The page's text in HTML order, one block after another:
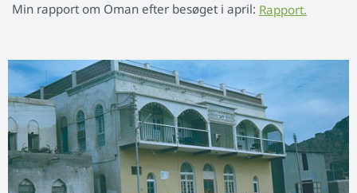
Min rapport om Oman efter besøget i april: Rapport.